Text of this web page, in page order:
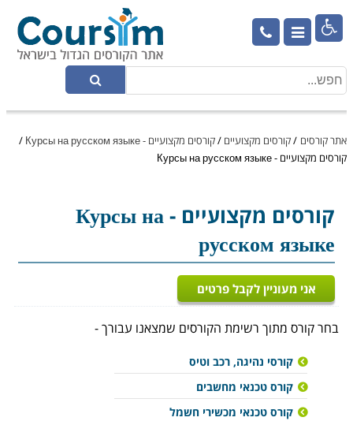

אתר קורסים /קורסים מקצועיים /קורסים מקצועיים - Курсы на русском языке
/
קורסים מקצועיים - Курсы на русском языке
קורסים מקצועיים
- Курсы на
русском языке
אני מעוניין לקבל פרטים
בחר קורס מתוך רשימת הקורסים שמצאנו עבורך -
קורסי נהיגה, רכב וטיס
קורס טכנאי מחשבים
קורס טכנאי מכשירי חשמל